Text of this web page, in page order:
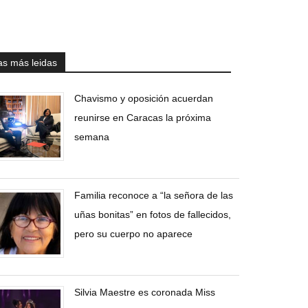
más leidas
Chavismo y oposición acuerdan
reunirse en Caracas la próxima
semana
Familia reconoce a “la señora de las
uñas bonitas” en fotos de fallecidos,
pero su cuerpo no aparece
Silvia Maestre es coronada Miss